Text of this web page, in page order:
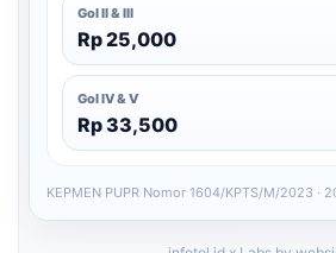
Gol II & III
Rp 25,000
Gol IV & V
Rp 33,500
KEPMEN PUPR Nomor 1604/KPTS/M/2023 ·